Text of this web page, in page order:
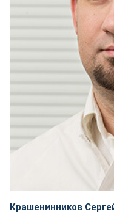
Крашенинников